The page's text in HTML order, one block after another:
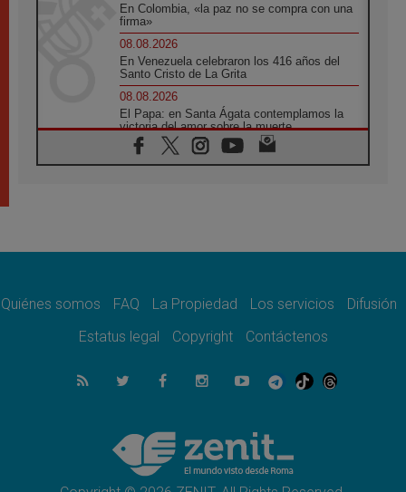
En Colombia, «la paz no se compra con una
firma»
08.08.2026
En Venezuela celebraron los 416 años del
Santo Cristo de La Grita
08.08.2026
El Papa: en Santa Ágata contemplamos la
victoria del amor sobre la muerte
08.08.2026
León XIV visitará el Santuario de la Madre
07.08.2026
07.08.2026
el compromiso del cristiano"
La matanza de niños en Gaza no cesa: 300
muertos en 300 días
Tagle: La guerra desfigura el mundo, solo la
revelación de Dios lo transfigura
Quiénes somos FAQ La Propiedad Los servicios
Difusión
Estatus legal
Copyright Contáctenos